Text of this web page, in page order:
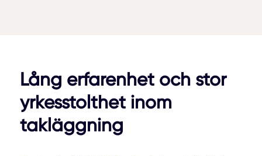
Lång erfarenhet och stor
yrkesstolthet inom
takläggning